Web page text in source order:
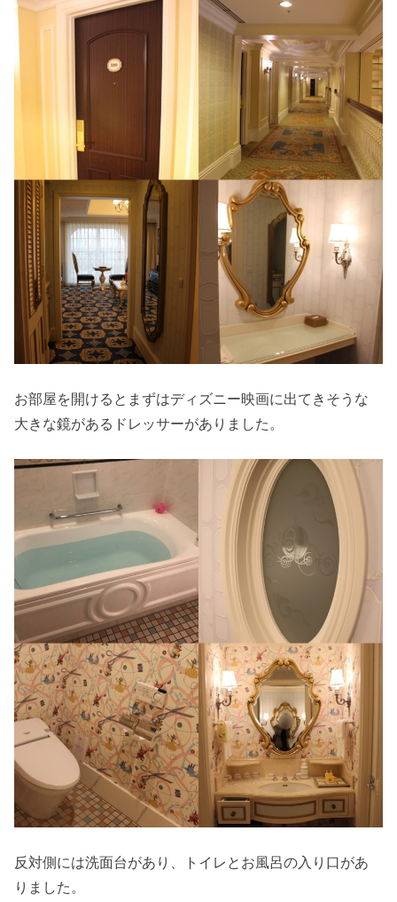
お部屋を開けるとまずはディズニー映画に出てきそうな
大きな鏡があるドレッサーがありました。
反対側には洗面台があり、トイレとお風呂の入り口があ
りました。